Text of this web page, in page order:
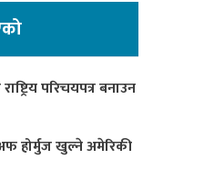
परिचयपत्र बनाउन
अफ होर्मुज खुल्ने अमेरिकी